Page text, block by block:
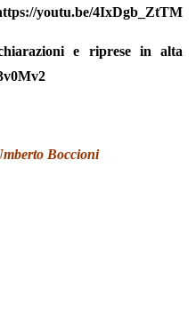
youtu.be/4IxDgb_ZtTM
e riprese in alta
Boccioni